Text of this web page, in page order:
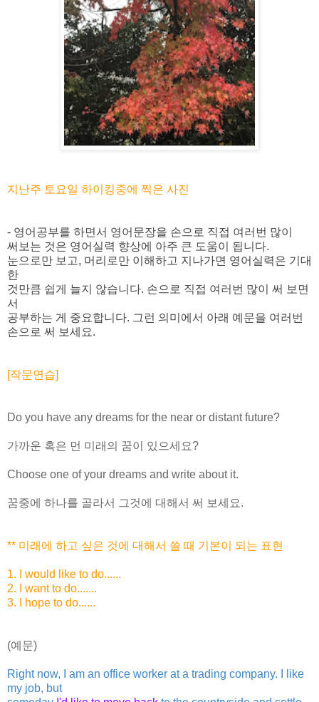
지난주 토요일 하이킹중에 찍은 사진
- 영어공부를 하면서 영어문장을 손으로 직접 여러번 많이
써보는 것은 영어실력 향상에 아주 큰 도움이 됩니다.
눈으로만 보고, 머리로만 이해하고 지나가면 영어실력은 기대
한
것만큼 쉽게 늘지 않습니다. 손으로 직접 여러번 많이 써 보면
서
공부하는 게 중요합니다. 그런 의미에서 아래 예문을 여러번
손으로 써 보세요.
[작문연습]
Do you have any dreams for the near or distant future?
가까운 혹은 먼 미래의 꿈이 있으세요?
Choose one of your dreams and write about it.
꿈중에 하나를 골라서 그것에 대해서 써 보세요.
** 미래에 하고 싶은 것에 대해서 쓸 때 기본이 되는 표현
1. I would like to do......
2. I want to do.......
3. I hope to do......
(예문)
Right now, I am an office worker at a trading company. I like
my job, but